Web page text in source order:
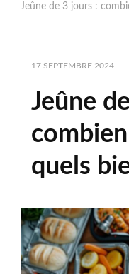
Jeûne de 3 jours :
17 SEPTEMBRE 2024
Jeûne
quels